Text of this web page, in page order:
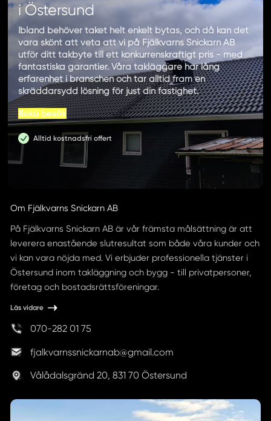
i Östersund
Ibland behöver taket helt enkelt bytas, och då kan det
vara skönt att veta att vi på Fjälkvarns Snickarn AB
utför ditt takbyte till ett konkurrenskraftigt pris - med
fantastiska garantier. Våra takläggare har lång
erfarenhet i branschen och tar alltid fram en
skräddarsydd lösning för just din fastighet.
Boka besök
Alltid kostnadsfri offert
Om Fjälkvarns Snickarn AB
På Fjälkvarns Snickarn AB är vår främsta målsättning är att
leverera enastående slutresultat som både våra kunder och
vi kan vara nöjda med. Vi erbjuder professionella tjänster i
Östersund inom takläggning och bygg - till privatpersoner,
företag och bostadsrättsföreningar.
Läs vidare
070-282 01 75
fjalkvarnssnickarnab@gmail.com
Vålådalsgränd 20, 831 70 Östersund